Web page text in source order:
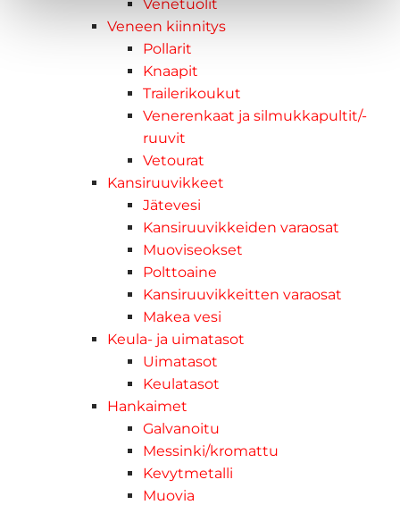
Venetuolit
Veneen kiinnitys
Pollarit
Knaapit
Trailerikoukut
Venerenkaat ja silmukkapultit/-
ruuvit
Vetourat
Kansiruuvikkeet
Jätevesi
Kansiruuvikkeiden varaosat
Muoviseokset
Polttoaine
Kansiruuvikkeitten varaosat
Makea vesi
Keula- ja uimatasot
Uimatasot
Keulatasot
Hankaimet
Galvanoitu
Messinki/kromattu
Kevytmetalli
Muovia